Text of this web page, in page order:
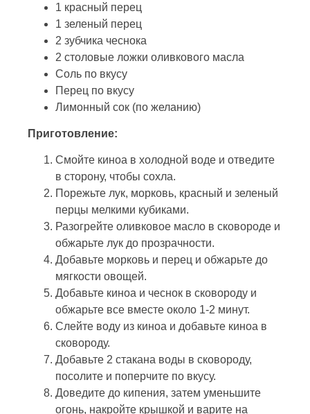
1 красный перец
1 зеленый перец
2 зубчика чеснока
2 столовые ложки оливкового масла
Соль по вкусу
Перец по вкусу
Лимонный сок (по желанию)
Приготовление:
Смойте киноа в холодной воде и отведите
в сторону, чтобы сохла.
Порежьте лук, морковь, красный и зеленый
перцы мелкими кубиками.
Разогрейте оливковое масло в сковороде и
обжарьте лук до прозрачности.
Добавьте морковь и перец и обжарьте до
мягкости овощей.
Добавьте киноа и чеснок в сковороду и
обжарьте все вместе около 1-2 минут.
Слейте воду из киноа и добавьте киноа в
сковороду.
Добавьте 2 стакана воды в сковороду,
посолите и поперчите по вкусу.
Доведите до кипения, затем уменьшите
огонь, накройте крышкой и варите на